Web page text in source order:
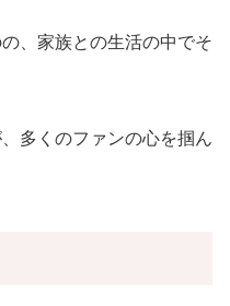
、家族との生活の中でそ
多くのファンの心を掴ん